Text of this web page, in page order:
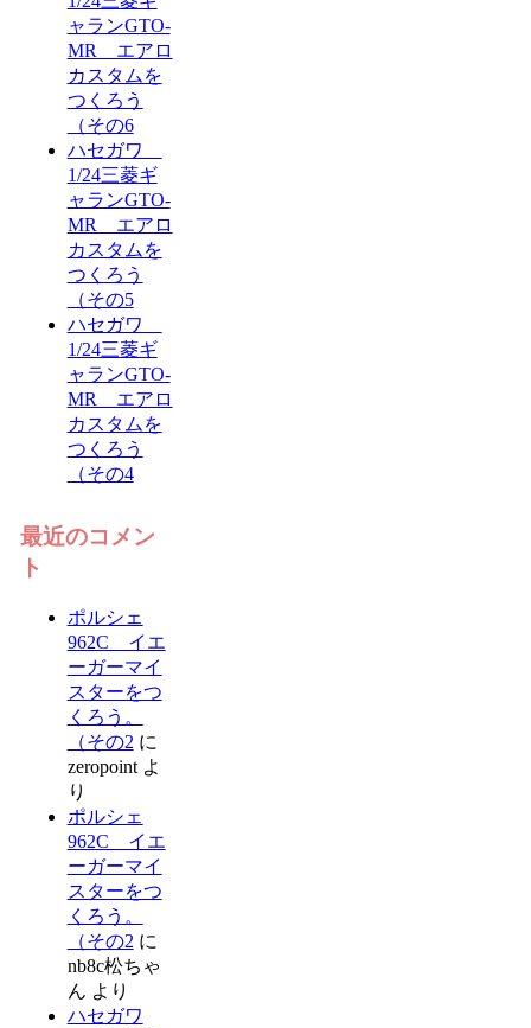
ャランGTO-
MR エアロ
カスタムを
つくろう
（その6
ハセガワ
1/24三菱ギ
ャランGTO-
MR エアロ
カスタムを
つくろう
（その5
ハセガワ
1/24三菱ギ
ャランGTO-
MR エアロ
カスタムを
つくろう
（その4
最近のコメン
ト
ポルシェ
962C イエ
ーガーマイ
スターをつ
くろう。
（その2 に
zeropointよ
り
ポルシェ
962C イエ
ーガーマイ
スターをつ
くろう。
（その2 に
nb8c松ちゃ
ん より
ハセガワ